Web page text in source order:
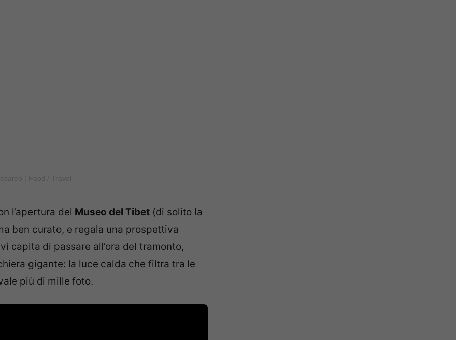
l’apertura del Museo del Tibet (di solito la
ben curato, e regala una prospettiva
capita di passare all’ora del tramonto,
gigante: la luce calda che filtra tra le
più di mille foto.